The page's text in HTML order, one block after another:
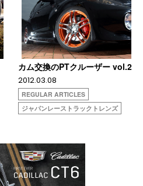
カム交換のPTクルーザー vol.2
2012.03.08
REGULAR ARTICLES
ジャパンレーストラックトレンズ